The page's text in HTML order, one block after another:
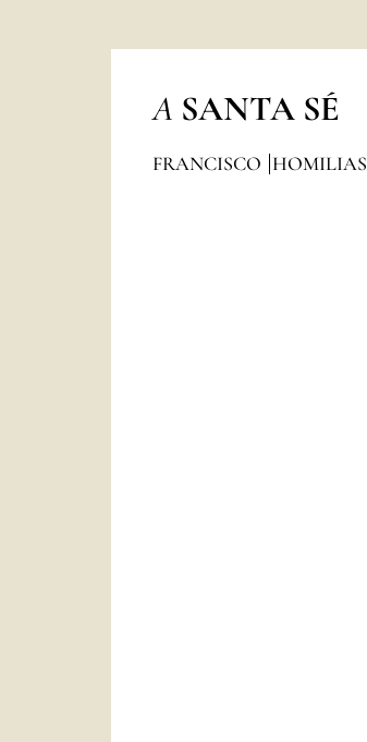
A SANTA SÉ
FRANCISCO HOMILIAS